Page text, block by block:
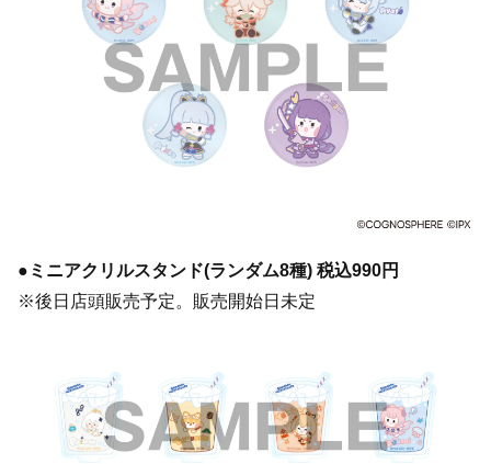
●ミニアクリルスタンド(ランダム8種) 税込990円
※後日店頭販売予定。販売開始日未定